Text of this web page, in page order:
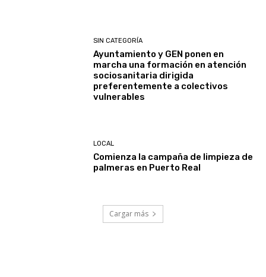
SIN CATEGORÍA
Ayuntamiento y GEN ponen en
marcha una formación en atención
sociosanitaria dirigida
preferentemente a colectivos
vulnerables
LOCAL
Comienza la campaña de limpieza de
palmeras en Puerto Real
Cargar más